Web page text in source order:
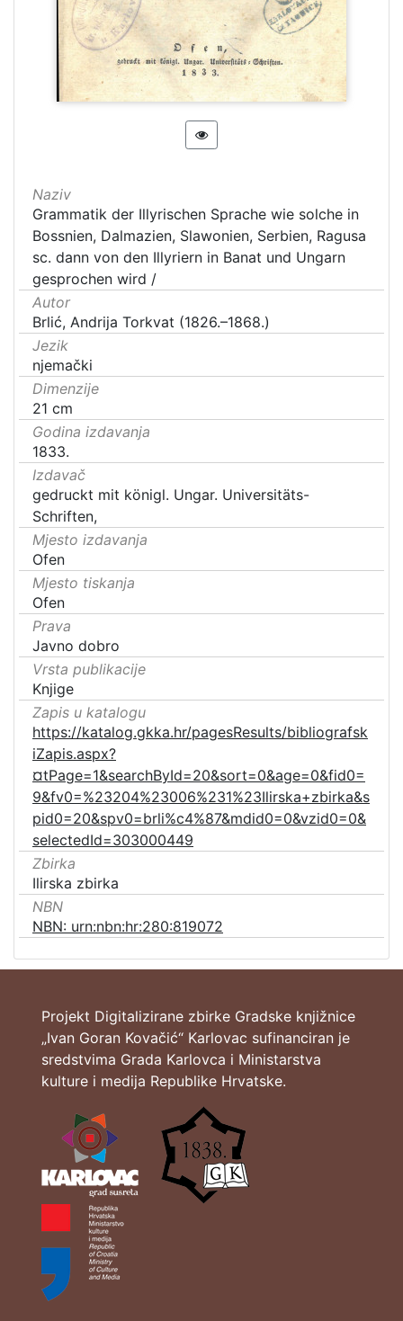
Naziv
Grammatik der Illyrischen Sprache wie solche in
Bossnien, Dalmazien, Slawonien, Serbien, Ragusa
sc. dann von den Illyriern in Banat und Ungarn
gesprochen wird /
Autor
Brlić, Andrija Torkvat (1826.–1868.)
Jezik
njemački
Dimenzije
21 cm
Godina izdavanja
1833.
Izdavač
gedruckt mit königl. Ungar. Universitäts-
Schriften,
Mjesto izdavanja
Ofen
Mjesto tiskanja
Ofen
Prava
Javno dobro
Vrsta publikacije
Knjige
Zapis u katalogu
https://katalog.gkka.hr/pagesResults/bibliografsk
iZapis.aspx?
¤tPage=1&searchById=20&sort=0&age=0&fid0=
9&fv0=%23204%23006%231%23Ilirska+zbirka&s
pid0=20&spv0=brli%c4%87&mdid0=0&vzid0=0&
selectedId=303000449
Zbirka
Ilirska zbirka
NBN
NBN: urn:nbn:hr:280:819072
Projekt Digitalizirane zbirke Gradske knjižnice
„Ivan Goran Kovačić“ Karlovac sufinanciran je
sredstvima Grada Karlovca i Ministarstva
kulture i medija Republike Hrvatske.